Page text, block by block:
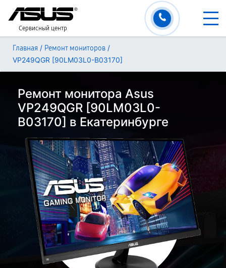
Сервисный центр
Главная / Ремонт мониторов /
VP249QGR [90LM03L0-B03170]
Ремонт монитора Asus
VP249QGR [90LM03L0-
B03170] в Екатеринбурге